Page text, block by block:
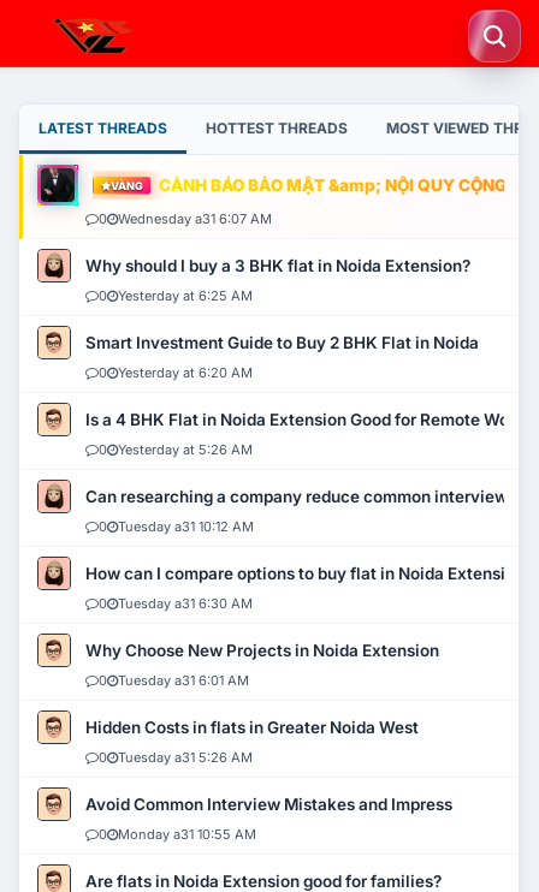
LATEST THREADS HOTTEST THREADS MOST VIEWED
VÀNG CẢNH BÁO BẢO MẬT &amp; NỘI QUY CỘNG
0 Wednesday a31 6:07 AM
Why should I buy a 3 BHK flat in Noida Extension?
0 Yesterday at 6:25 AM
Smart Investment Guide to Buy 2 BHK Flat in Noida
0 Yesterday at 6:20 AM
Is a 4 BHK Flat in Noida Extension Good for Remote Work?
0 Yesterday at 5:26 AM
Can researching a company reduce common interview
0 Tuesday a31 10:12 AM
How can I compare options to buy flat in Noida Extension?
0 Tuesday a31 6:30 AM
Why Choose New Projects in Noida Extension
0 Tuesday a31 6:01 AM
Hidden Costs in flats in Greater Noida West
0 Tuesday a31 5:26 AM
Avoid Common Interview Mistakes and Impress
0 Monday a31 10:55 AM
Are flats in Noida Extension good for families?